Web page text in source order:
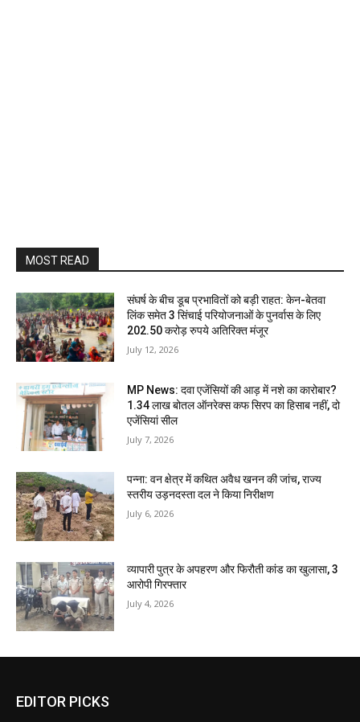
MOST READ
संघर्ष के बीच डूब प्रभावितों को बड़ी राहत: केन-बेतवा
लिंक समेत 3 सिंचाई परियोजनाओं के पुनर्वास के लिए
202.50 करोड़ रुपये अतिरिक्त मंजूर
July 12, 2026
MP News: दवा एजेंसियों की आड़ में नशे का कारोबार?
1.34 लाख बोतल ऑनरेक्स कफ सिरप का हिसाब नहीं, दो
एजेंसियां सील
July 7, 2026
पन्ना: वन क्षेत्र में कथित अवैध खनन की जांच, राज्य
स्तरीय उड़नदस्ता दल ने किया निरीक्षण
July 6, 2026
व्यापारी पुत्र के अपहरण और फिरौती कांड का खुलासा, 3
आरोपी गिरफ्तार
July 4, 2026
EDITOR PICKS